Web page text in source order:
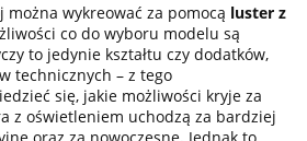
wykreować za pomocą luster z
co do wyboru modelu są
to jedynie kształtu czy dodatków,
technicznych – z tego
się, jakie możliwości kryje za
z oświetleniem uchodzą za bardziej